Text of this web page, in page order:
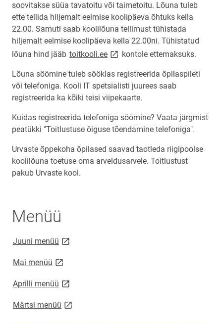
soovitakse süüa tavatoitu või taimetoitu. Lõuna tuleb
ette tellida hiljemalt eelmise koolipäeva õhtuks kella
22.00. Samuti saab koolilõuna tellimust tühistada
hiljemalt eelmise koolipäeva kella 22.00ni. Tühistatud
lõuna hind jääb toitkooli.eelink opens on new page
kontole ettemaksuks.
Lõuna söömine tuleb sööklas registreerida õpilaspileti
või telefoniga. Kooli IT spetsialisti juurees saab
registreerida ka kõiki teisi viipekaarte.
Kuidas registreerida telefoniga söömine? Vaata järgmist
peatükki "Toitlustuse õiguse tõendamine telefoniga".
Urvaste õppekoha õpilased saavad taotleda riigipoolse
koolilõuna toetuse oma arveldusarvele. Toitlustust
pakub Urvaste kool.
Menüü
Juuni menüü link opens on new page
Mai menüü link opens on new page
Aprilli menüü link opens on new page
Märtsi menüü link opens on new page